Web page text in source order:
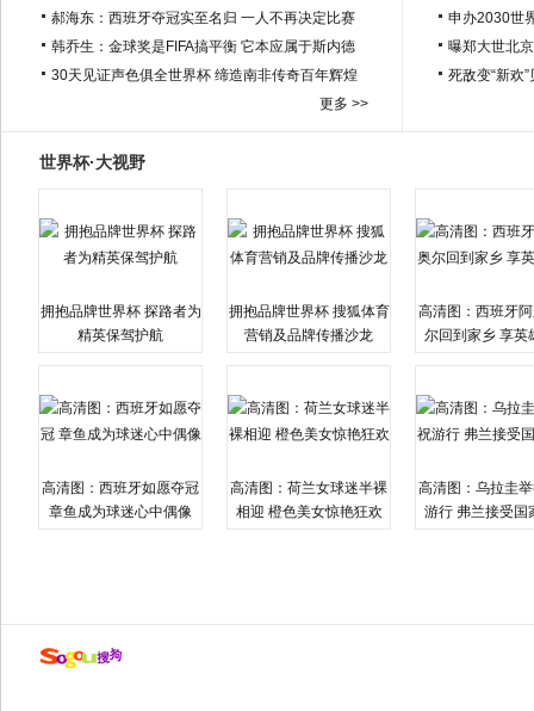
郝海东：西班牙夺冠实至名归 一人不再决定比赛
韩乔生：金球奖是FIFA搞平衡 它本应属于斯内德
30天见证声色俱全世界杯 缔造南非传奇百年辉煌
更多 >>
申办2030世
曝郑大世北
死敌变“新欢
世界杯·大视野
拥抱品牌世界杯 探路者为
精英保驾护航
拥抱品牌世界杯 搜狐体育
营销及品牌传播沙龙
高清图：西班牙
尔回到家乡 享英
高清图：西班牙如愿夺冠
章鱼成为球迷心中偶像
高清图：荷兰女球迷半裸
相迎 橙色美女惊艳狂欢
高清图：乌拉圭
游行 弗兰接受国